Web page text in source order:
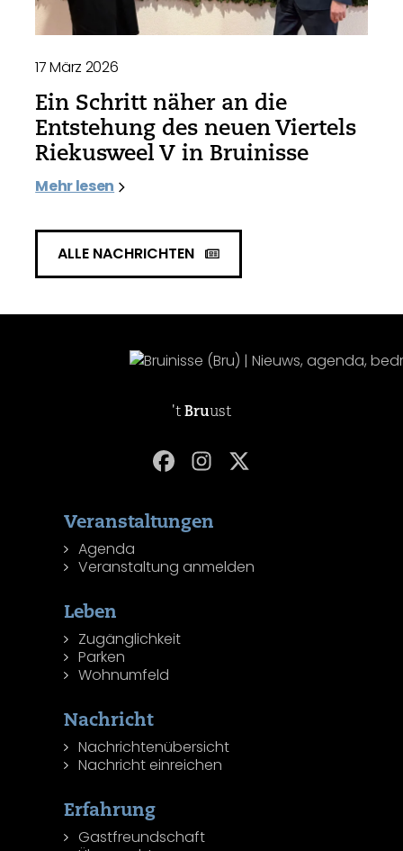
17 März 2026
Ein Schritt näher an die
Entstehung des neuen Viertels
Riekusweel V in Bruinisse
Mehr lesen
ALLE NACHRICHTEN
't Bruust
Veranstaltungen
Agenda
Veranstaltung anmelden
Leben
Zugänglichkeit
Parken
Wohnumfeld
Nachricht
Nachrichtenübersicht
Nachricht einreichen
Erfahrung
Gastfreundschaft